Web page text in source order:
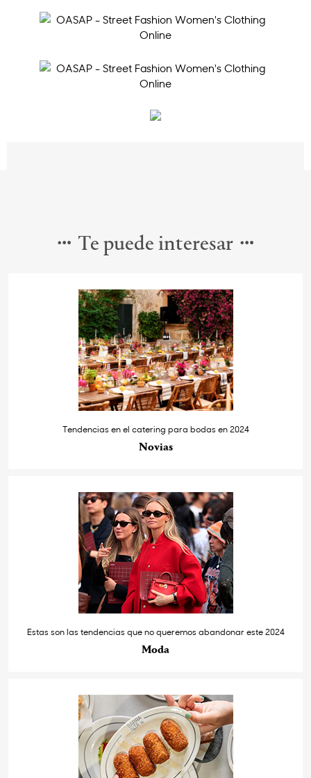
Te puede interesar
Tendencias en el catering para bodas en 2024
Novias
Estas son las tendencias que no queremos abandonar este 2024
Moda